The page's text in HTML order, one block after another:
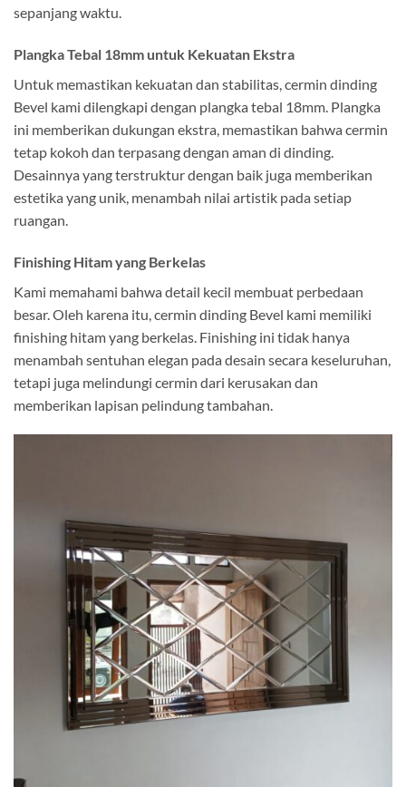
sepanjang waktu.
Plangka Tebal 18mm untuk Kekuatan Ekstra
Untuk memastikan kekuatan dan stabilitas, cermin dinding
Bevel kami dilengkapi dengan plangka tebal 18mm. Plangka
ini memberikan dukungan ekstra, memastikan bahwa cermin
tetap kokoh dan terpasang dengan aman di dinding.
Desainnya yang terstruktur dengan baik juga memberikan
estetika yang unik, menambah nilai artistik pada setiap
ruangan.
Finishing Hitam yang Berkelas
Kami memahami bahwa detail kecil membuat perbedaan
besar. Oleh karena itu, cermin dinding Bevel kami memiliki
finishing hitam yang berkelas. Finishing ini tidak hanya
menambah sentuhan elegan pada desain secara keseluruhan,
tetapi juga melindungi cermin dari kerusakan dan
memberikan lapisan pelindung tambahan.